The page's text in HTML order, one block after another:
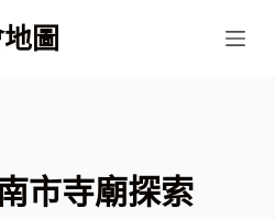
圖
市寺廟探索